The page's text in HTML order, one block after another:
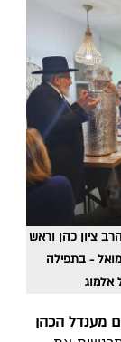
ציון כהן וראש
- בתפילה
אלמוג
מענדל הכהן